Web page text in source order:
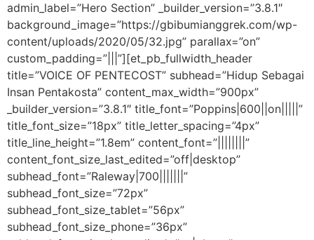
admin_label=”Hero Section” _builder_version=”3.8.1″
background_image=”https://gbibumianggrek.com/wp-
content/uploads/2020/05/32.jpg” parallax=”on”
custom_padding=”|||”][et_pb_fullwidth_header
title=”VOICE OF PENTECOST” subhead=”Hidup Sebagai
Insan Pentakosta” content_max_width=”900px”
_builder_version=”3.8.1″ title_font=”Poppins|600||on|||||”
title_font_size=”18px” title_letter_spacing=”4px”
title_line_height=”1.8em” content_font=”||||||||”
content_font_size_last_edited=”off|desktop”
subhead_font=”Raleway|700|||||||”
subhead_font_size=”72px”
subhead_font_size_tablet=”56px”
subhead_font_size_phone=”36px”